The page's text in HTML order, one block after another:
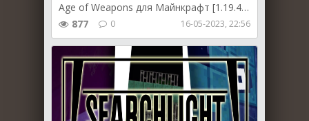
Age of Weapons для Майнкрафт [1.19.4, 1.19.3, 1.19.2]
877
0 16-05-2023, 22:56